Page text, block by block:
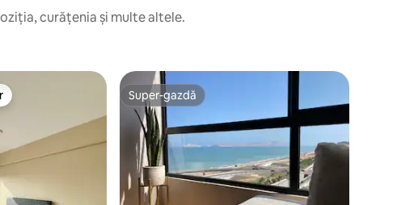
curățenia și multe altele.
Alegerea oaspețilorSuper-gazdă
Super-gazdă